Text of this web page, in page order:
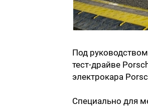
Под
тест-драйве
электрокара
Специально для